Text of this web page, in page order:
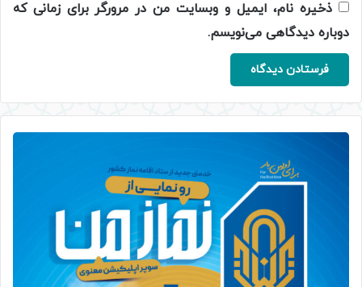
ذخیره نام، ایمیل و وبسایت من در مرورگر برای زمانی که
دوباره دیدگاهی می‌نویسم.